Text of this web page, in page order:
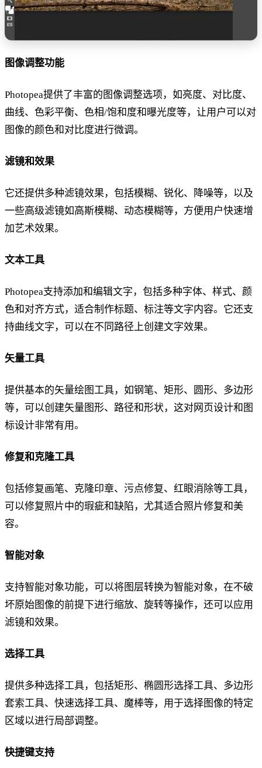
图像调整功能
Photopea提供了丰富的图像调整选项，如亮度、对比度、
曲线、色彩平衡、色相/饱和度和曝光度等，让用户可以对
图像的颜色和对比度进行微调。
滤镜和效果
它还提供多种滤镜效果，包括模糊、锐化、降噪等，以及
一些高级滤镜如高斯模糊、动态模糊等，方便用户快速增
加艺术效果。
文本工具
Photopea支持添加和编辑文字，包括多种字体、样式、颜
色和对齐方式，适合制作标题、标注等文字内容。它还支
持曲线文字，可以在不同路径上创建文字效果。
矢量工具
提供基本的矢量绘图工具，如钢笔、矩形、圆形、多边形
等，可以创建矢量图形、路径和形状，这对网页设计和图
标设计非常有用。
修复和克隆工具
包括修复画笔、克隆印章、污点修复、红眼消除等工具，
可以修复照片中的瑕疵和缺陷，尤其适合照片修复和美
容。
智能对象
支持智能对象功能，可以将图层转换为智能对象，在不破
坏原始图像的前提下进行缩放、旋转等操作，还可以应用
滤镜和效果。
选择工具
提供多种选择工具，包括矩形、椭圆形选择工具、多边形
套索工具、快速选择工具、魔棒等，用于选择图像的特定
区域以进行局部调整。
快捷键支持